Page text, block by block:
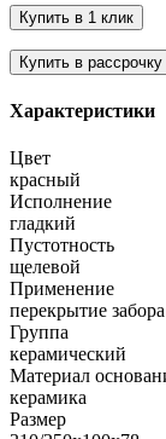
Характеристики
Цвет
красный
Исполнение
гладкий
Пустотность
щелевой
Применение
перекрытие забора
Группа
керамический
Материал
керамика
Размер